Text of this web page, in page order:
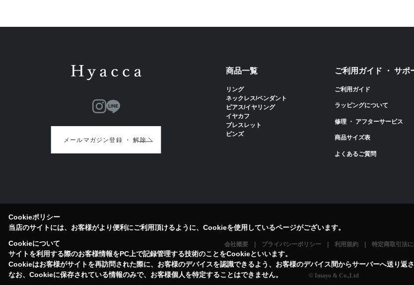
メールマガジン登録 ・ 解除
商品一覧
リング
ネックレス/ペンダント
ピアス/イヤリング
イヤカフ
ブレスレット
ピンズ
ご利用ガイド ・ サポ
ご利用ガイド
ラッピングについて
修理 ・ アフターサービス
商品サイズ表
よくあるご質問
会社概要 プライバシーポリシー 利用規約 特定商取引法
© Imayo & Co.,Ltd
Cookieポリシー
当店のサイトには、お客様がより便利にご利用頂けるように、Cookieを使用しているページがございます。
Cookieについて
サイトを利用する際のお客様情報をPC上で記録管理する技術のことをCookieといいます。
Cookieはお客様がサイトを再訪問された際に、お客様のデバイスを認識できるよう、お客様のデバイス間からサーバーへ送り返さ
なお、Cookieに保存されている情報のみで、お客様個人を特定することはできません。